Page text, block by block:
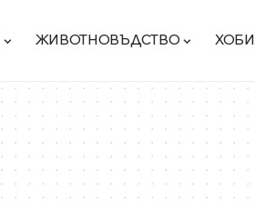
ЖИВОТНОВЪДСТВО ХОБИ